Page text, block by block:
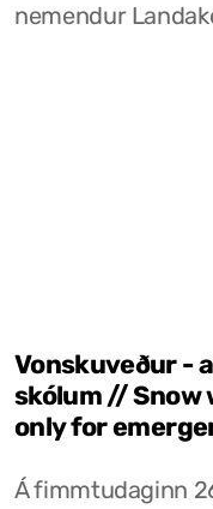
nemendur
Vonskuveður -
skólum // Snow
only for
Á fimmtudaginn